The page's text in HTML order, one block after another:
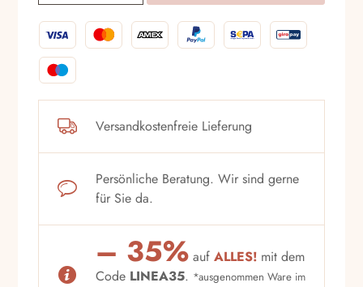
5290
Nero
Menge
Versandkostenfreie Lieferung
Persönliche Beratung. Wir sind gerne
für Sie da.
– 35% aufALLES! mit dem
Code LINEA35. *ausgenommen Ware im